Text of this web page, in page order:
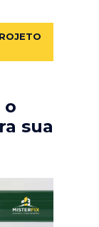
o
sua